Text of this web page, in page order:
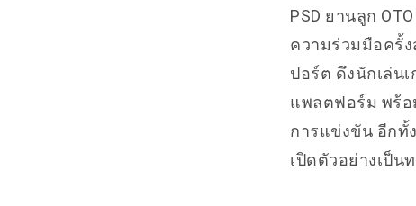
PSD ยานลูก
ความร่วมมือครั้ง
ปอร์ต ดึงนักเล่น
แพลตฟอร์ม พร้อ
การแข่งขัน อีกทั้
เปิดตัวอย่างเป็น